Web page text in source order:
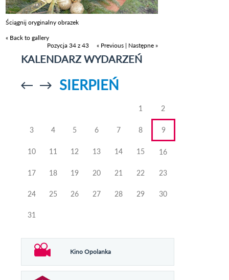
Ściągnij oryginalny obrazek
« Back to gallery
Pozycja 34 z 43
« Previous | Następne »
KALENDARZ WYDARZEŃ
Przejdź doPrzejdź do
SIERPIEŃ
1 2
3 4 5 6 7 8 9
10 11 12 13 14 15 16
17 18 19 20 21 22 23
24 25 26 27 28 29 30
31
Kino Opolanka